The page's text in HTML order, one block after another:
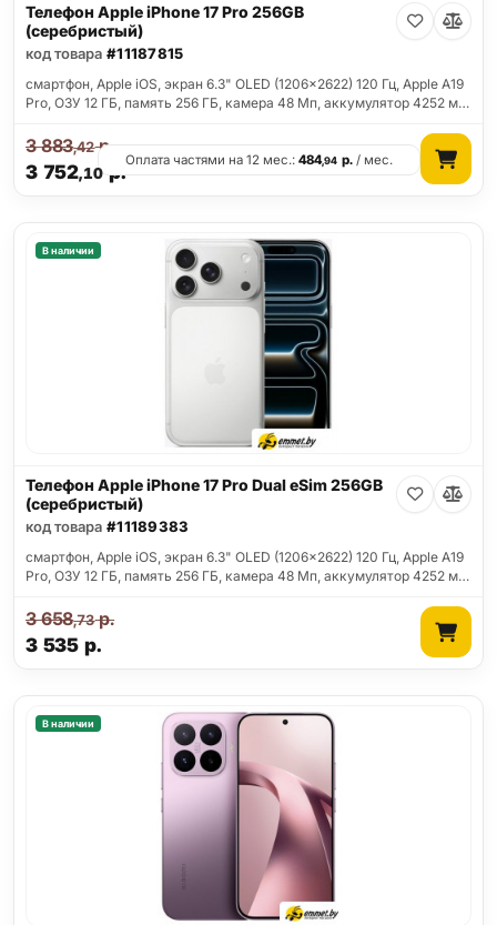
Телефон Apple iPhone 17 Pro 256GB
(серебристый)
код товара #11187815
смартфон, Apple iOS, экран 6.3" OLED (1206x2622) 120 Гц, Apple A19
Pro, ОЗУ 12 ГБ, память 256 ГБ, камера 48 Мп, аккумулятор 4252 м…
3 752,10 р.
3 883,42р.
Оплата частями на 12 мес.:484,94 р./ мес.
В наличии
Телефон Apple iPhone 17 Pro Dual eSim 256GB
(серебристый)
код товара #11189383
смартфон, Apple iOS, экран 6.3" OLED (1206x2622) 120 Гц, Apple A19
Pro, ОЗУ 12 ГБ, память 256 ГБ, камера 48 Мп, аккумулятор 4252 м…
3 535 р.
3 658,73р.
В наличии